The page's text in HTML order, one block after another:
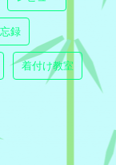
録
着付け教室